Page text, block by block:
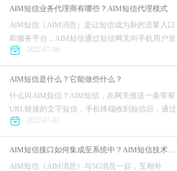
AIM短信在手机展示上...
AIM短信业务代理商有哪些？AIM短信代理模式
AIM短信（AIM消息）是让短信成为新的流量入口
和服务平台，AIM短信通过短信网关向手机用户发
送一条带有智能短信解析链接的文字短信，手机侧
收到短信后，通过短信增强技术，自动从服务器拉
取报备的信息，将短...
2022-07-06
AIM短信是什么？它能做些什么？
什么叫AIM短信？AIM短信，在网关推送一条带有
URL链接的文字短信，手机终端收到短信后，通过
短信增强技术，自动从服务器拉取报备的信息，将
短信内容解析为图文、视频、红包、卡券等样式的
富媒体消息。AIM...
2022-07-05
AIM短信接口如何集成至系统中？AIM短信技术说明文档
AIM短信（AIM消息）与5G消息一起，互相补